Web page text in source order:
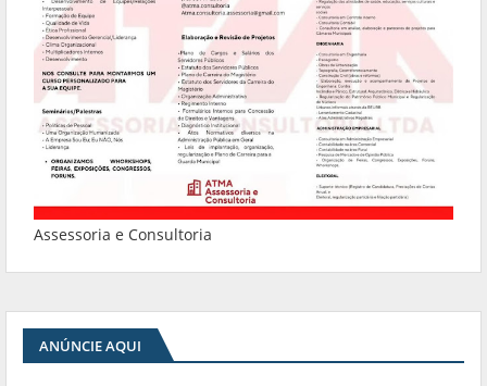
Assessoria e Consultoria
ANÚNCIE AQUI